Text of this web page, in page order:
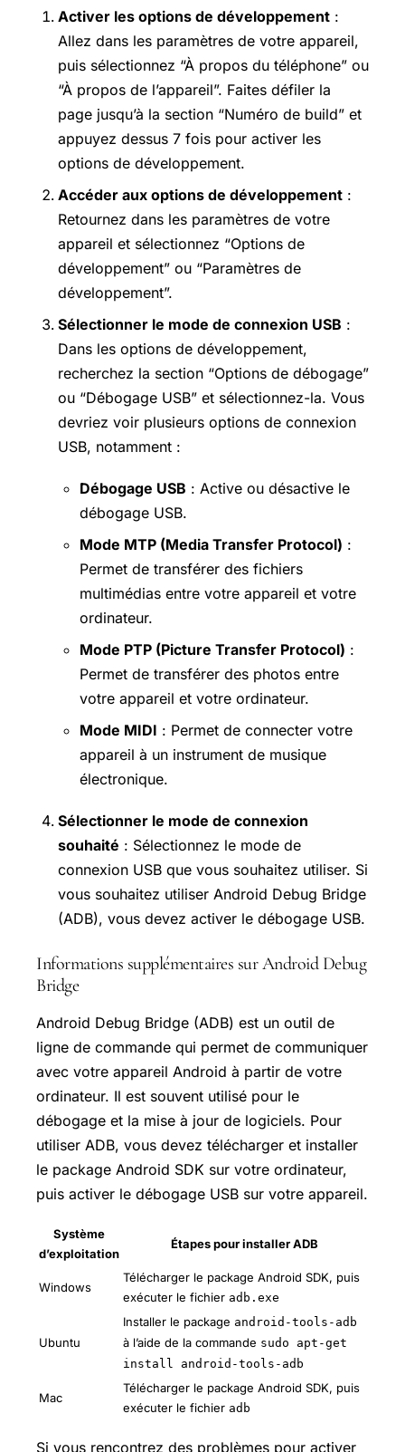
Activer les options de développement :
Allez dans les paramètres de votre appareil,
puis sélectionnez “À propos du téléphone” ou
“À propos de l’appareil”. Faites défiler la
page jusqu’à la section “Numéro de build” et
appuyez dessus 7 fois pour activer les
options de développement.
Accéder aux options de développement :
Retournez dans les paramètres de votre
appareil et sélectionnez “Options de
développement” ou “Paramètres de
développement”.
Sélectionner le mode de connexion USB :
Dans les options de développement,
recherchez la section “Options de débogage”
ou “Débogage USB” et sélectionnez-la. Vous
devriez voir plusieurs options de connexion
USB, notamment :
Débogage USB : Active ou désactive le
débogage USB.
Mode MTP (Media Transfer Protocol) :
Permet de transférer des fichiers
multimédias entre votre appareil et votre
ordinateur.
Mode PTP (Picture Transfer Protocol) :
Permet de transférer des photos entre
votre appareil et votre ordinateur.
Mode MIDI : Permet de connecter votre
appareil à un instrument de musique
électronique.
Sélectionner le mode de connexion
souhaité : Sélectionnez le mode de
connexion USB que vous souhaitez utiliser. Si
vous souhaitez utiliser Android Debug Bridge
(ADB), vous devez activer le débogage USB.
Informations supplémentaires sur Android Debug
Bridge
Android Debug Bridge (ADB) est un outil de
ligne de commande qui permet de communiquer
avec votre appareil Android à partir de votre
ordinateur. Il est souvent utilisé pour le
débogage et la mise à jour de logiciels. Pour
utiliser ADB, vous devez télécharger et installer
le package Android SDK sur votre ordinateur,
puis activer le débogage USB sur votre appareil.
Système
d’exploitation
Étapes pour installer ADB
Windows
Télécharger le package Android SDK, puis
exécuter le fichier adb.exe
Ubuntu
Installer le package android-tools-adb
à l’aide de la commande sudo apt-get
install android-tools-adb
Mac
Télécharger le package Android SDK, puis
exécuter le fichier adb
Si vous rencontrez des problèmes pour activer